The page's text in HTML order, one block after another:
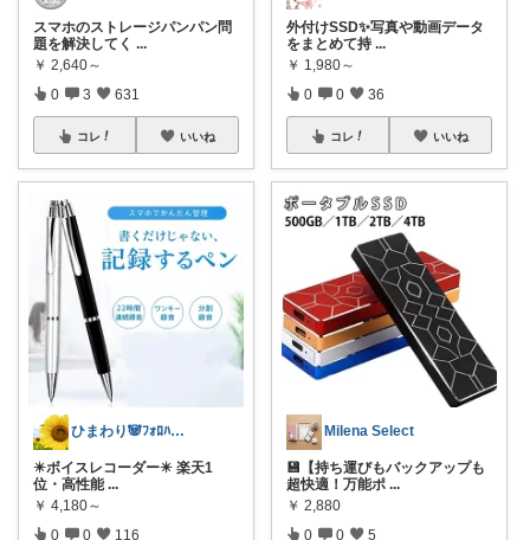
スマホのストレージパンパン問
題を解決してく ...
￥ 2,640～
0 3 631
コレ いいね
ひまわり🐼ﾌｫﾛﾊﾞ100❤️感謝
✴️ボイスレコーダー✴️ 楽天1
位・高性能 ...
￥ 4,180～
0 0 116
外付けSSD✨写真や動画データ
をまとめて持 ...
￥ 1,980～
0 0 36
コレ いいね
Milena Select
💾【持ち運びもバックアップも
超快適！万能ポ ...
￥ 2,880
0 0 5